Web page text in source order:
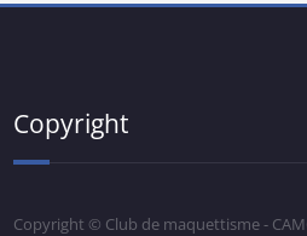
Copyright
Copyright © Club de maquettisme -